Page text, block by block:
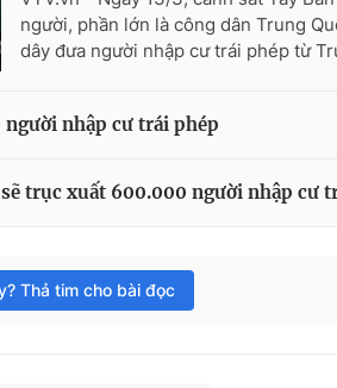
người, phần lớn là công dân Trung
dây đưa người nhập cư trái phép từ
nhập cư trái phép
trục xuất 600.000 người nhập cư
Thả tim cho bài đọc